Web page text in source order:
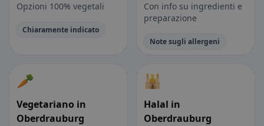
Opzioni 100% vegetali
Chiaramente indicato
Con info su ingredienti e
preparazione
Note sugli allergeni
🥕
Vegetariano in
Oberdrauburg
🕌
Halal in
Oberdrauburg